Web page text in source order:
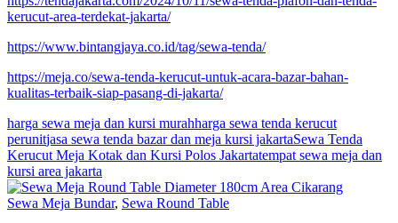
kerucut-area-terdekat-jakarta/
https://www.bintangjaya.co.id/tag/sewa-tenda/
https://meja.co/sewa-tenda-kerucut-untuk-acara-bazar-bahan-
kualitas-terbaik-siap-pasang-di-jakarta/
harga sewa meja dan kursi murahharga sewa tenda kerucut
perunitjasa sewa tenda bazar dan meja kursi jakartaSewa Tenda
Kerucut Meja Kotak dan Kursi Polos Jakartatempat sewa meja dan
kursi area jakarta
Sewa Meja Bundar, Sewa Round Table